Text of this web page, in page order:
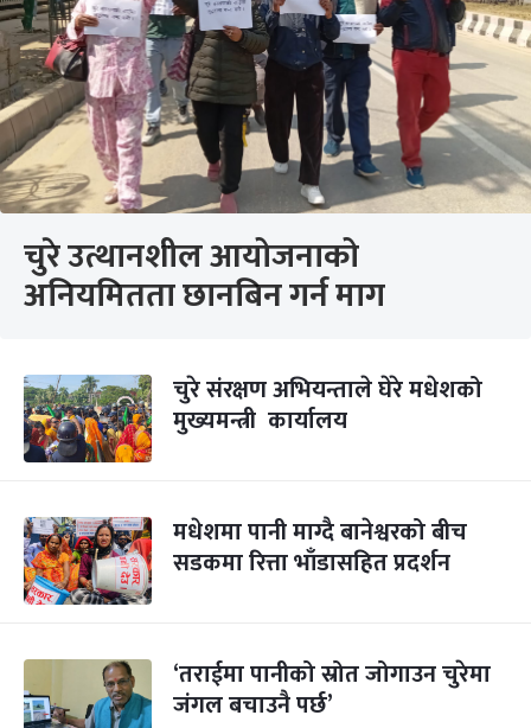
चुरे उत्थानशील आयोजनाको
अनियमितता छानबिन गर्न माग
चुरे संरक्षण अभियन्ताले घेरे मधेशको
मुख्यमन्त्री कार्यालय
मधेशमा पानी माग्दै बानेश्वरको बीच
सडकमा रित्ता भाँडासहित प्रदर्शन
‘तराईमा पानीको स्रोत जोगाउन चुरेमा
जंगल बचाउनै पर्छ’